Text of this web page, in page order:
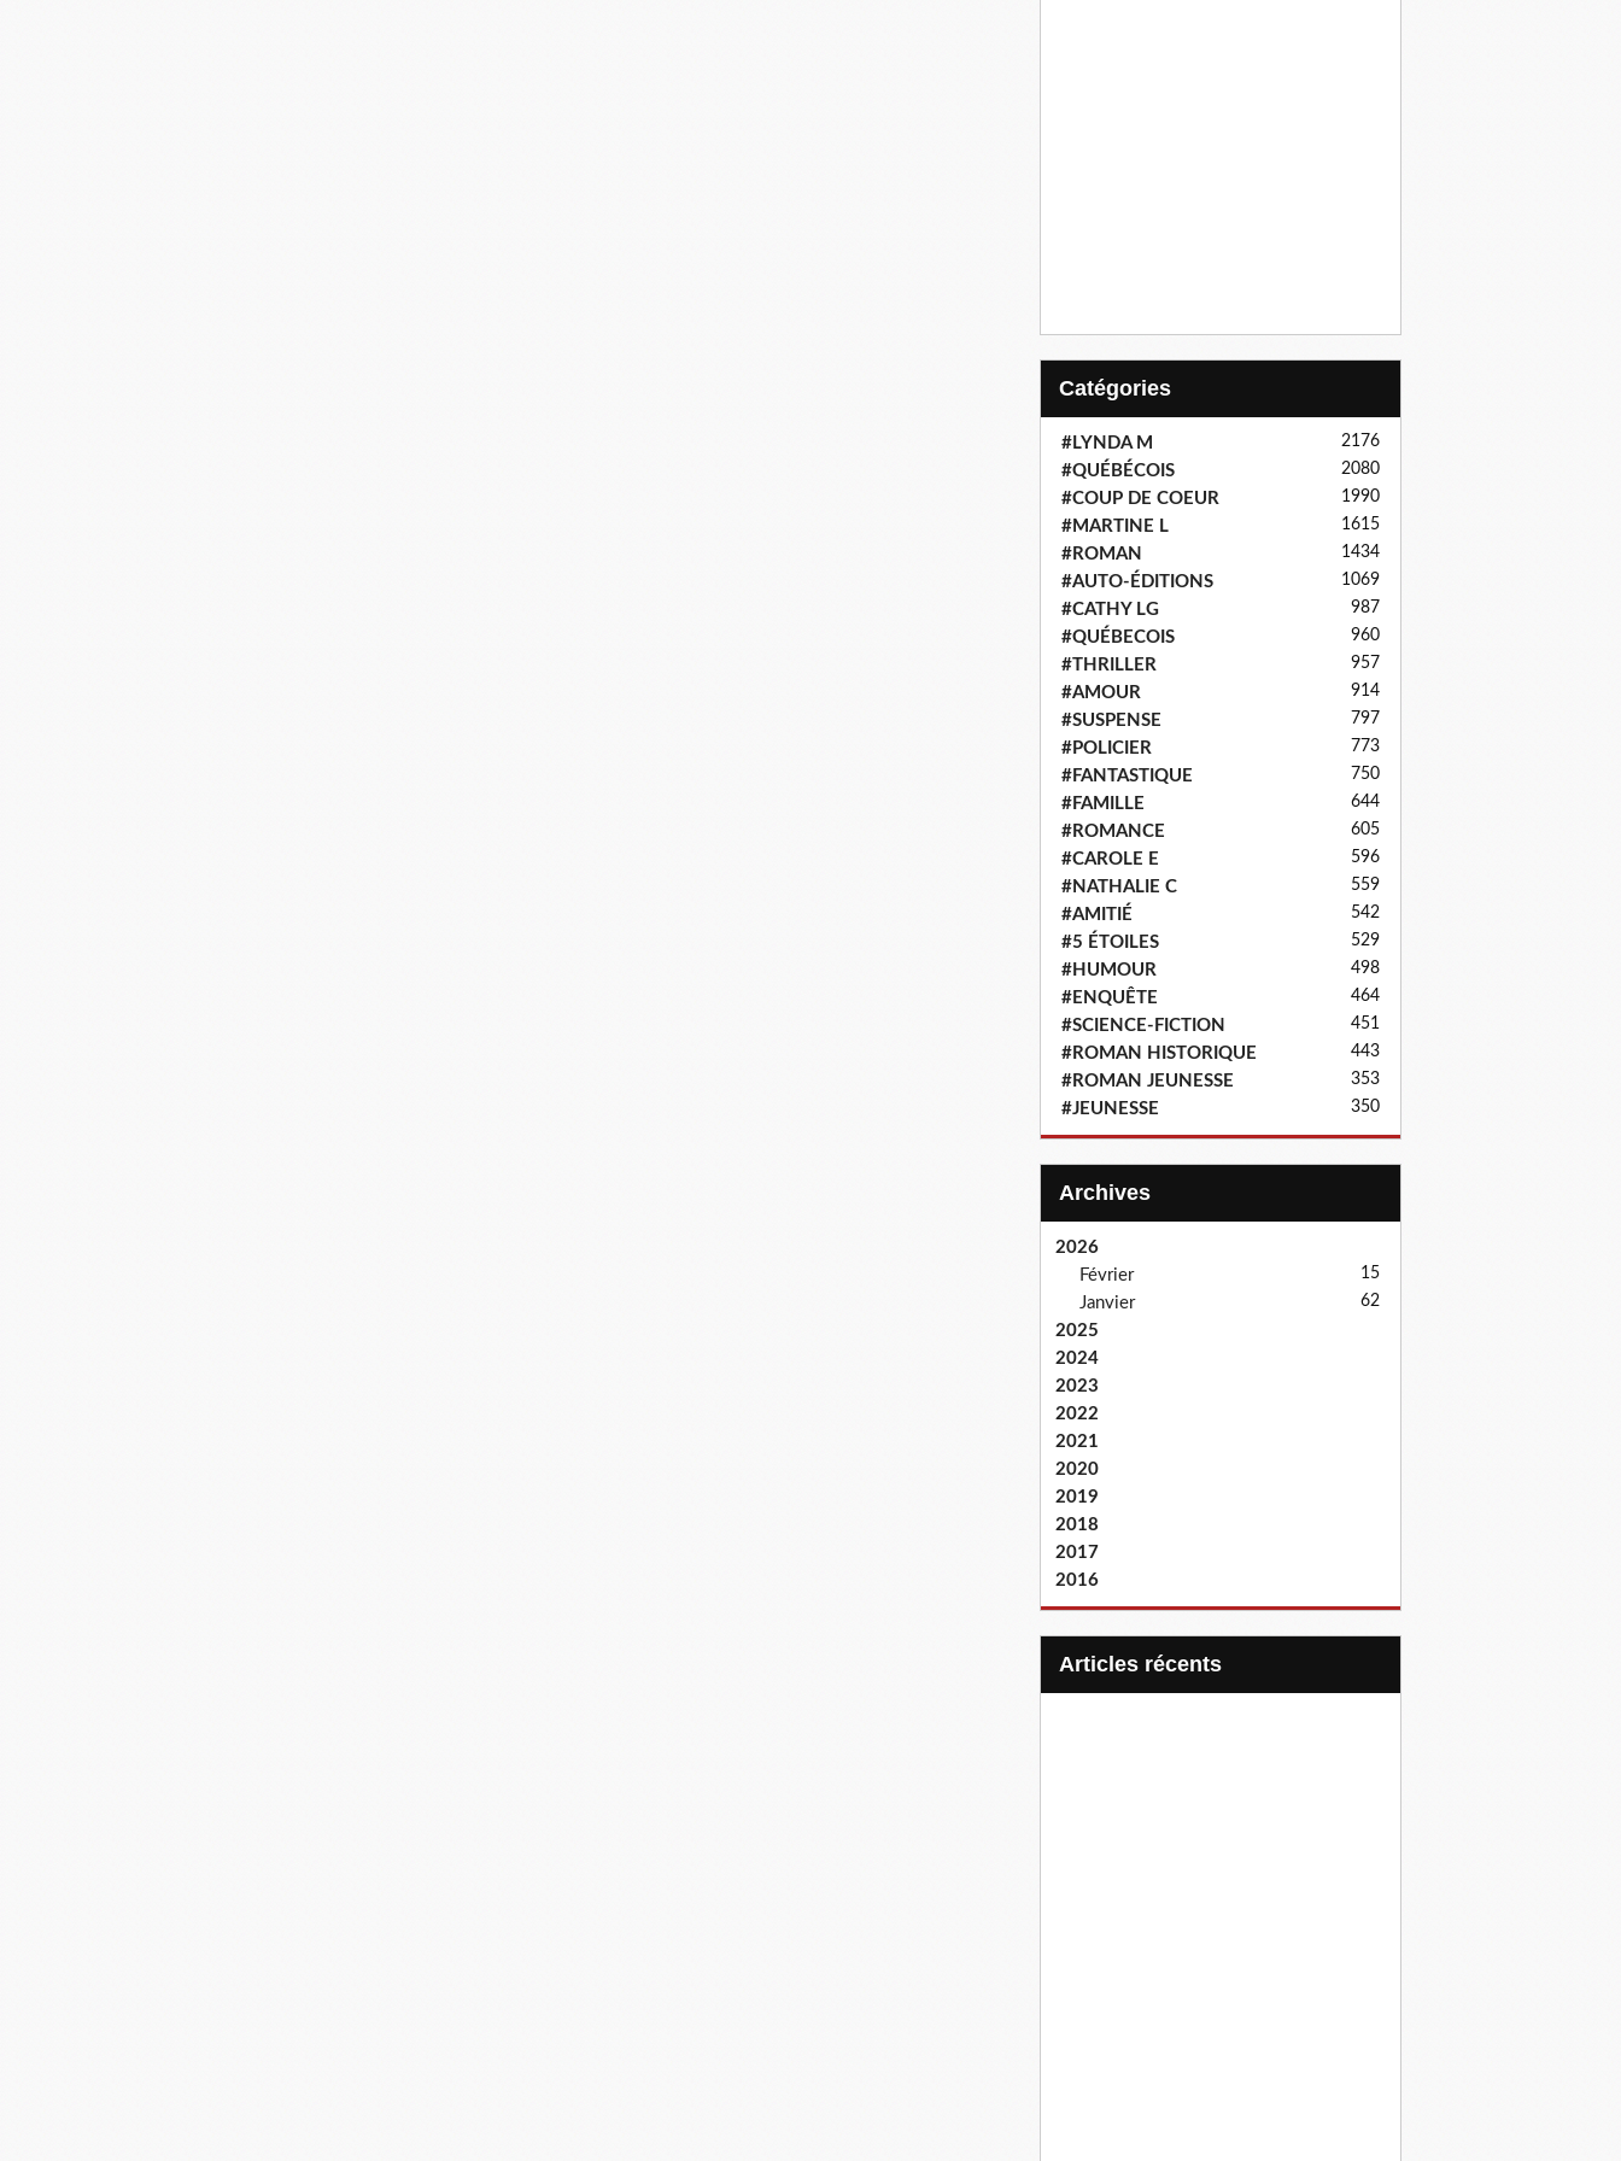
Catégories
#LYNDA M 2176
#QUÉBÉCOIS 2080
#COUP DE COEUR 1990
#MARTINE L 1615
#ROMAN 1434
#AUTO-ÉDITIONS 1069
#CATHY LG 987
#QUÉBECOIS 960
#THRILLER 957
#AMOUR 914
#SUSPENSE 797
#POLICIER 773
#FANTASTIQUE 750
#FAMILLE 644
#ROMANCE 605
#CAROLE E 596
#NATHALIE C 559
#AMITIÉ 542
#5 ÉTOILES 529
#HUMOUR 498
#ENQUÊTE 464
#SCIENCE-FICTION 451
#ROMAN HISTORIQUE 443
#ROMAN JEUNESSE 353
#JEUNESSE 350
Archives
2026
Février
15
Janvier 62
2025
2024
2023
2022
2021
2020
2019
2018
2017
2016
articles récents